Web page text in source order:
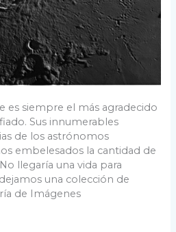
es siempre el más agradecido
Sus innumerables
de los astrónomos
embelesados la cantidad de
llegaría una vida para
una colección de
de Imágenes